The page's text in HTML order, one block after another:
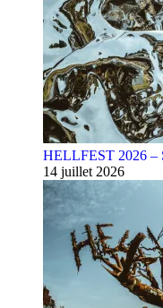
HELLFEST 2026
14 juillet 2026